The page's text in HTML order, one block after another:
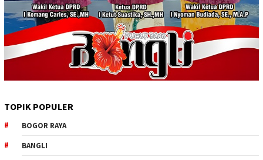
TOPIK POPULER
BOGOR RAYA
BANGLI